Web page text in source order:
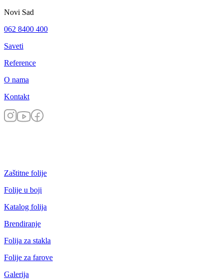
Novi Sad
062 8400 400
Saveti
Reference
O nama
Kontakt
Zaštitne folije
Folije u boji
Katalog folija
Brendiranje
Folija za stakla
Folije za farove
Galerija